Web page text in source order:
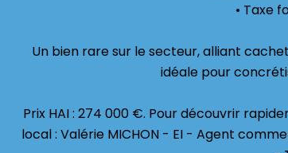
• Taxe
Un bien rare sur le secteur, alliant
idéale pour
Prix HAI : 274 000 €. Pour découvrir
local : Valérie MICHON - EI - Agent